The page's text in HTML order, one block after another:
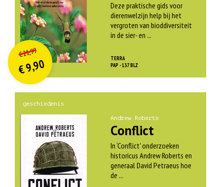
Deze praktische gids voor
dierenwelzijn help bij het
vergroten van bioddiversiteit
in de sier- en ...
TERRA
PAP - 137 BLZ
€21,99O
orspr
onkelijke
prijs
was:
€ 21,99.
€9,90
Huidige
prijs
is:
€ 9,90.
geschiedenis
Andrew Roberts
Conflict
In ‘Conflict’ onderzoeken
historicus Andrew Roberts en
generaal David Petraeus hoe
de ...